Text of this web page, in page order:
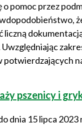
o pomoc przez
Uwzględniając
pszenicy i
dnia 15 lipca